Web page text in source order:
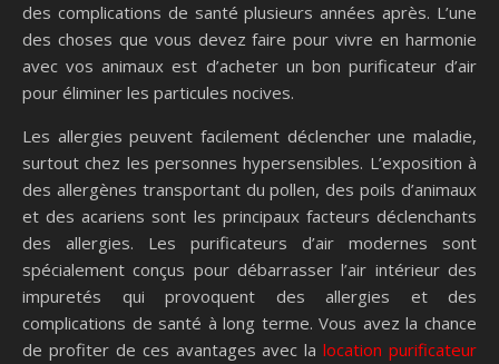
des complications de santé plusieurs années après. L’une
des choses que vous devez faire pour vivre en harmonie
avec vos animaux est d’acheter un bon purificateur d’air
pour éliminer les particules nocives.
Les allergies peuvent facilement déclencher une maladie,
surtout chez les personnes hypersensibles. L’exposition à
des allergènes transportant du pollen, des poils d’animaux
et des acariens sont les principaux facteurs déclenchants
des allergies. Les purificateurs d’air modernes sont
spécialement conçus pour débarrasser l’air intérieur des
impuretés qui provoquent des allergies et des
complications de santé à long terme. Vous avez la chance
de profiter de ces avantages avec lalocation purificateur